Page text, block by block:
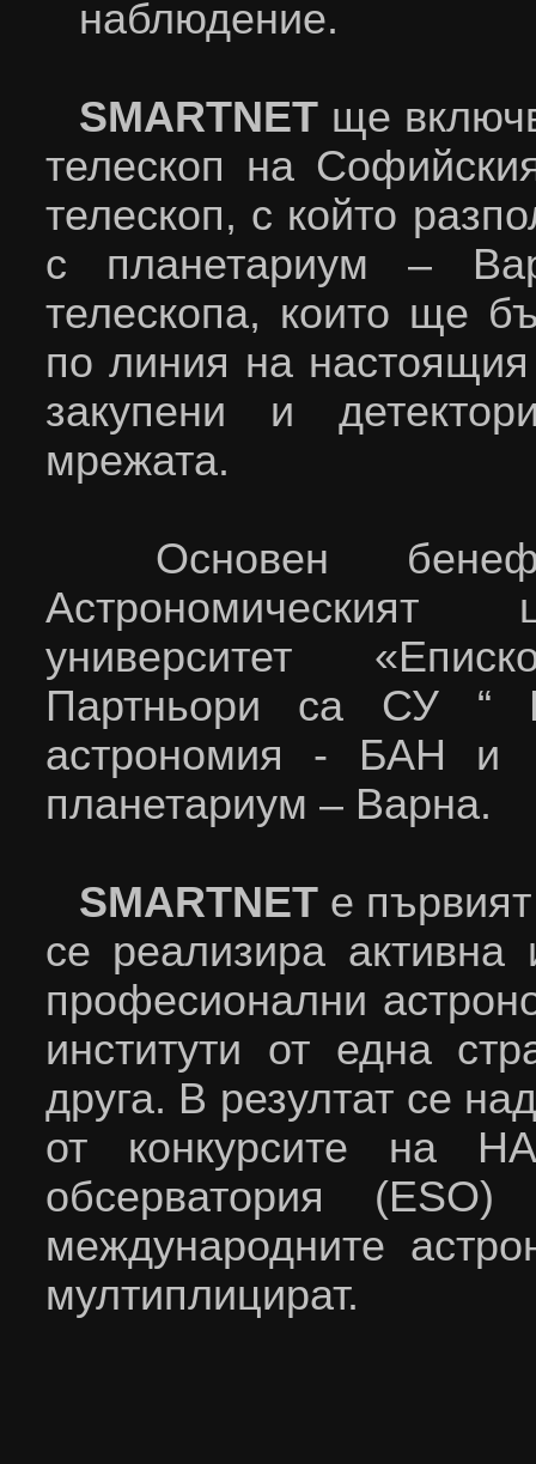
наблюдение.
SMARTNET ще
телескоп на
телескоп, с който
с планетариум –
телескопа, които ще
по линия на
закупени и
мрежата.
Основен
университет
Партньори са СУ “
астрономия - БАН и
планетариум – Варна.
SMARTNET е
се реализира
професионални
институти от една
друга. В резултат се
от конкурсите на
обсерватория
международните
мултиплицират.